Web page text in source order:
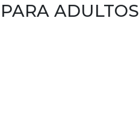
ADULTOS